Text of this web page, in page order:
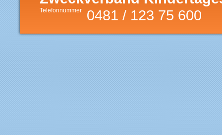
Telefonnummer 0481 / 123 75 600